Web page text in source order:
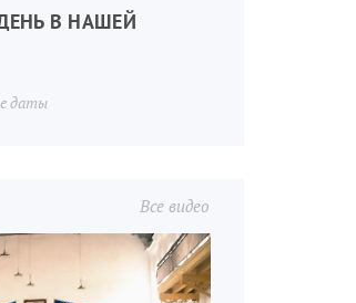
В НАШЕЙ
даты
Все видео